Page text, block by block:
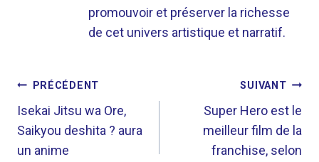
promouvoir et préserver la richesse
de cet univers artistique et narratif.
NAVIGATION
DE
L’ARTICLE
PRÉCÉDENT
Isekai Jitsu wa Ore,
Saikyou deshita ? aura
un anime
SUIVANT
Super Hero est le
meilleur film de la
franchise, selon